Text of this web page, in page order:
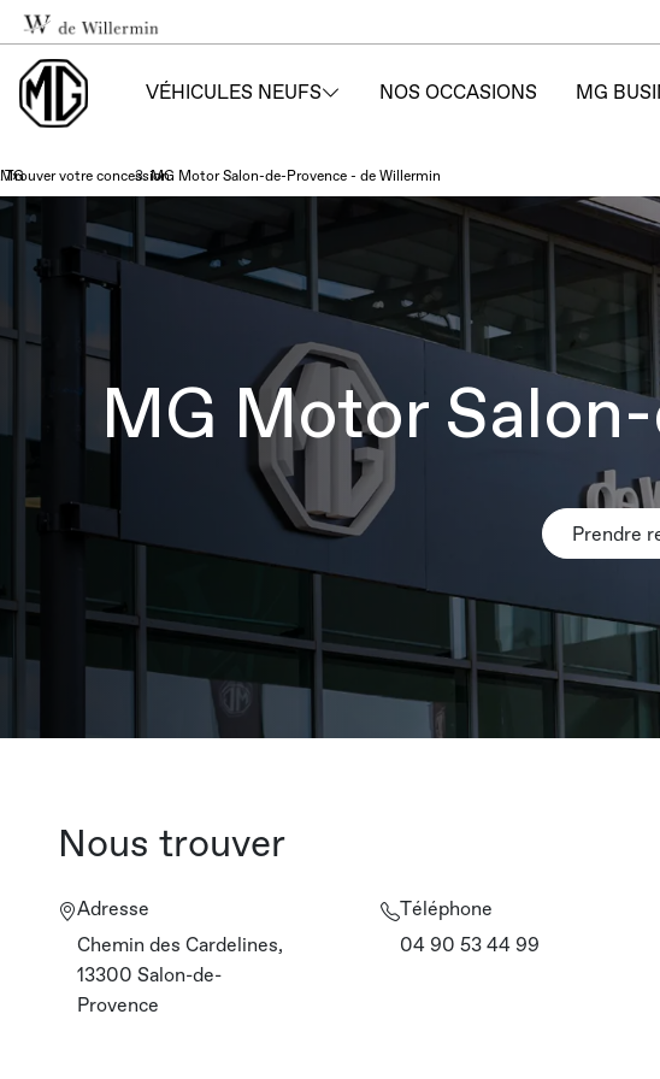
VÉHICULES NEUFS NOS OCCASIONS MG
MG
›
Trouver votre concession
›
MG Motor Salon-de-Provence - de Willermin
MG Motor
Prendre
Nous trouver
Adresse
Chemin des Cardelines,
13300 Salon-de-
Provence
Téléphone
04 90 53 44 99